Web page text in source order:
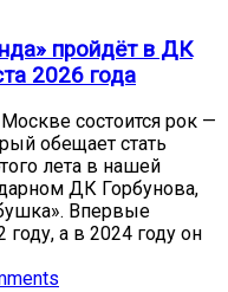
пройдёт в ДК
2026 года
состоится рок —
обещает стать
лета в нашей
ДК Горбунова,
Впервые
году, а в 2024 году он